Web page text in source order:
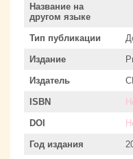
Название на
другом языке
Тип публикации
Издание
Издатель
ISBN
DOI
Год издания